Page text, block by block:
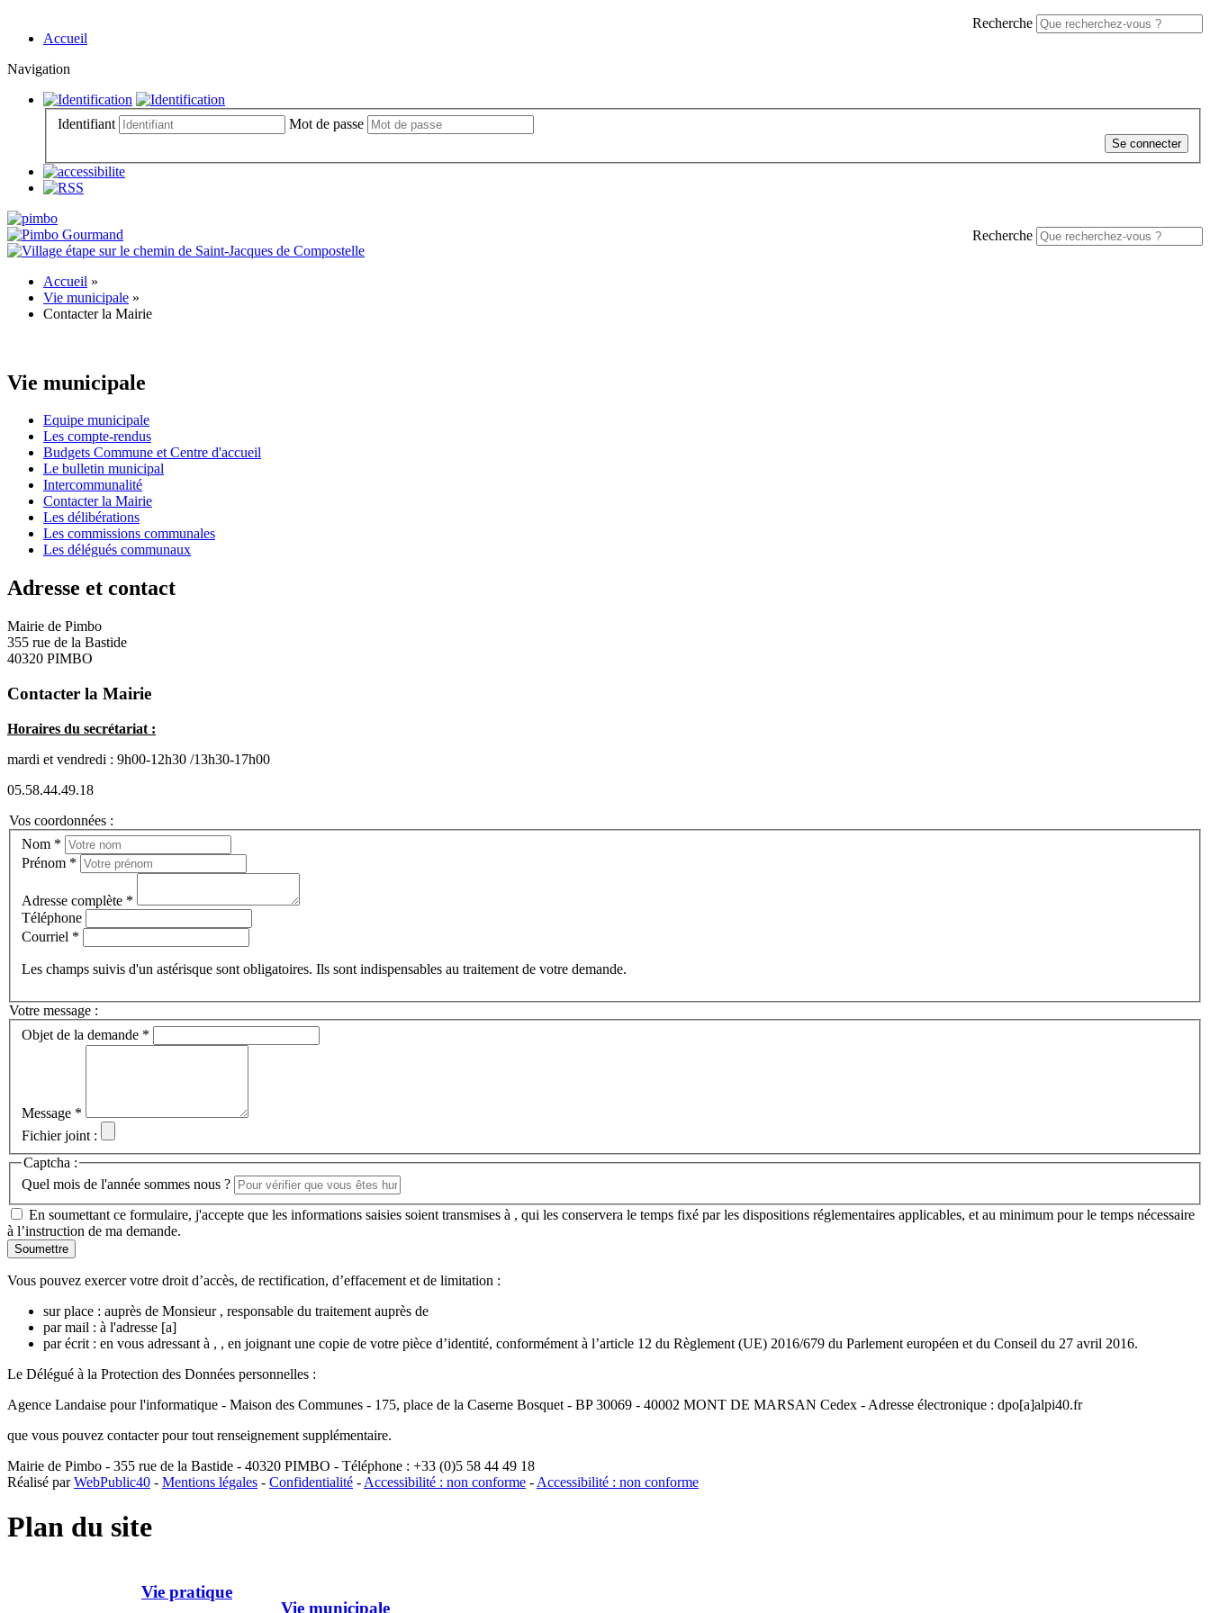
Recherche
Accueil
Navigation
Identifiant Mot de passe
Se connecter
Recherche
Accueil »
Vie municipale »
Contacter la Mairie
Vie municipale
Equipe municipale
Les compte-rendus
Budgets Commune et Centre d'accueil
Le bulletin municipal
Intercommunalité
Contacter la Mairie
Les délibérations
Les commissions communales
Les délégués communaux
Adresse et contact
Mairie de Pimbo
355 rue de la Bastide
40320 PIMBO
Contacter la Mairie
Horaires du secrétariat :
mardi et vendredi : 9h00-12h30 /13h30-17h00
05.58.44.49.18
Vos coordonnées :
Nom *
Prénom *
Adresse complète *
Téléphone
Courriel *
Les champs suivis d'un astérisque sont obligatoires. Ils sont indispensables au traitement de votre demande.
Votre message :
Objet de la demande *
Message *
Fichier joint :
Captcha :
Quel mois de l'année sommes nous ?
En soumettant ce formulaire, j'accepte que les informations saisies soient transmises à , qui les conservera le temps fixé par les dispositions réglementaires applicables, et au minimum pour le temps nécessaire
à l’instruction de ma demande.
Vous pouvez exercer votre droit d’accès, de rectification, d’effacement et de limitation :
sur place : auprès de Monsieur , responsable du traitement auprès de
par mail : à l'adresse [a]
par écrit : en vous adressant à , , en joignant une copie de votre pièce d’identité, conformément à l’article 12 du Règlement (UE) 2016/679 du Parlement européen et du Conseil du 27 avril 2016.
Le Délégué à la Protection des Données personnelles :
Agence Landaise pour l'informatique - Maison des Communes - 175, place de la Caserne Bosquet - BP 30069 - 40002 MONT DE MARSAN Cedex - Adresse électronique : dpo[a]alpi40.fr
que vous pouvez contacter pour tout renseignement supplémentaire.
Mairie de Pimbo - 355 rue de la Bastide - 40320 PIMBO - Téléphone : +33 (0)5 58 44 49 18
Réalisé parWebPublic40 - Mentions légales - Confidentialité -Accessibilité : non conforme -Accessibilité : non conforme
Plan du site
Vie pratique
Vie municipale